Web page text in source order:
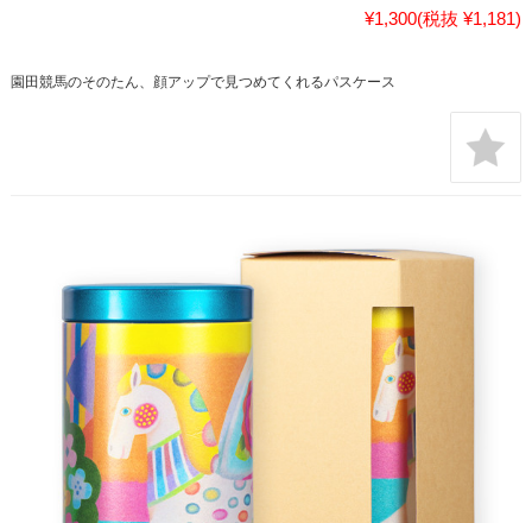
¥1,300(税抜 ¥1,181)
園田競馬のそのたん、顔アップで見つめてくれるパスケース